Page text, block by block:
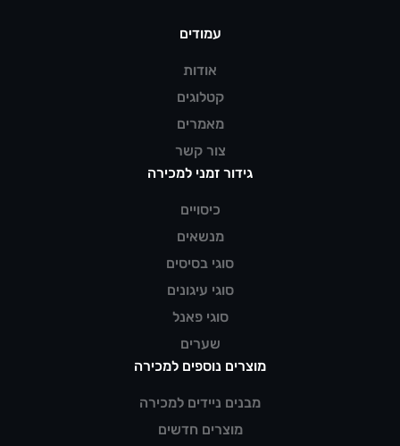
עמודים
אודות
קטלוגים
מאמרים
צור קשר
גידור זמני למכירה
כיסויים
מנשאים
סוגי בסיסים
סוגי עיגונים
סוגי פאנל
שערים
מוצרים נוספים למכירה
מבנים ניידים למכירה
מוצרים חדשים